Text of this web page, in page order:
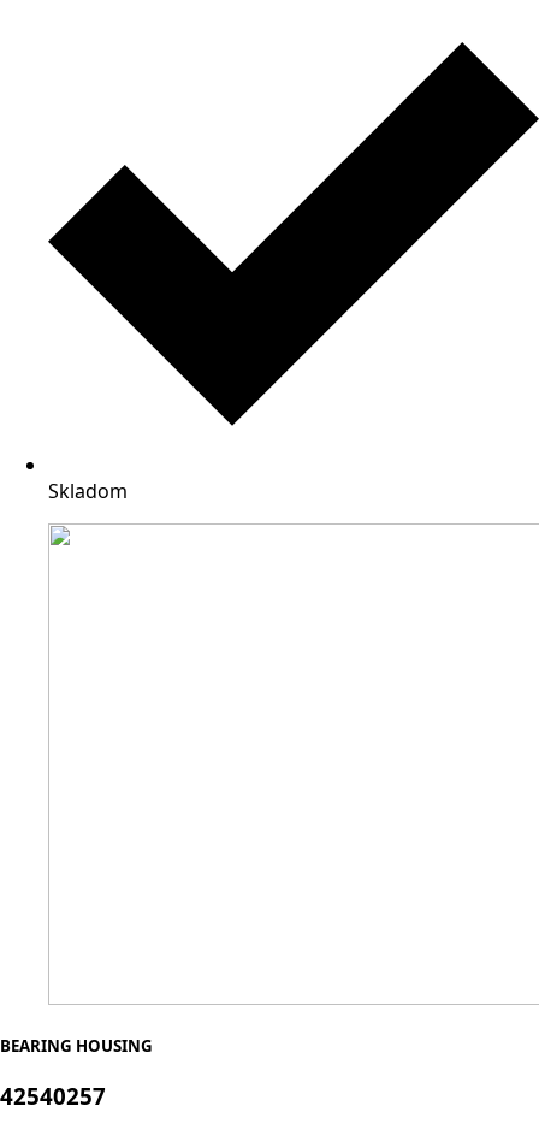
Skladom
BEARING HOUSING
42540257